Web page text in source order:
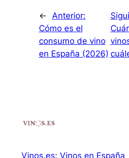
← Anterior:
Cómo es el
consumo de vino
en España (2026)
Vinos.es: Vinos en España